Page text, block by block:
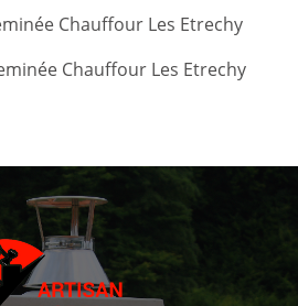
Chauffour Les Etrechy
Chauffour Les Etrechy